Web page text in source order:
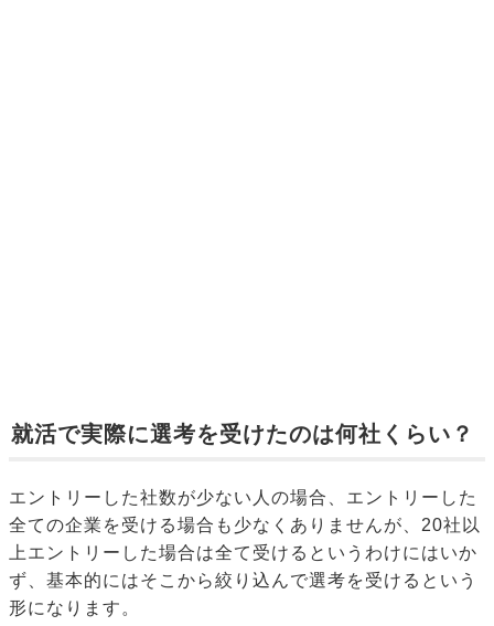
就活で実際に選考を受けたのは何社くらい？
エントリーした社数が少ない人の場合、エントリーした
全ての企業を受ける場合も少なくありませんが、20社以
上エントリーした場合は全て受けるというわけにはいか
ず、基本的にはそこから絞り込んで選考を受けるという
形になります。